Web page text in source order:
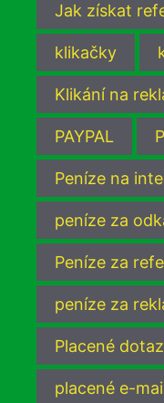
Jak získat
klikačky
Klikání na
PAYPAL
Peníze na
peníze za
Peníze za
peníze za
Placené
placené e-